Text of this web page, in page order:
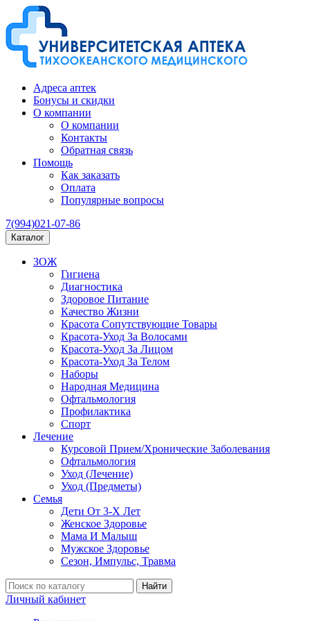
Адреса аптек
Бонусы и скидки
О компании
О компании
Контакты
Обратная связь
Помощь
Как заказать
Оплата
Популярные вопросы
7(994)021-07-86
Каталог
ЗОЖ
Гигиена
Диагностика
Здоровое Питание
Качество Жизни
Красота Сопутствующие Товары
Красота-Уход За Волосами
Красота-Уход За Лицом
Красота-Уход За Телом
Наборы
Народная Медицина
Офтальмология
Профилактика
Спорт
Лечение
Курсовой Прием/Хронические Заболевания
Офтальмология
Уход (Лечение)
Уход (Предметы)
Семья
Дети От 3-Х Лет
Женское Здоровье
Мама И Малыш
Мужское Здоровье
Сезон, Импульс, Травма
Найти
Личный кабинет